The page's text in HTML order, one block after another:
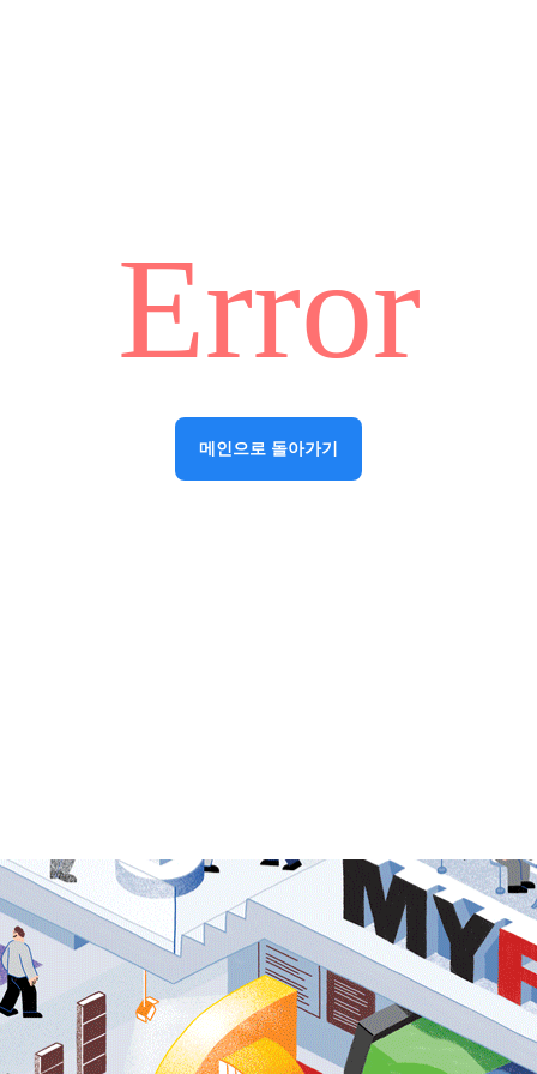
Error
메인으로 돌아가기